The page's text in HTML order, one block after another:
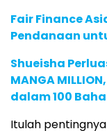
Fair Finance
Pendanaan
Shueisha
MANGA
dalam 100
Itulah